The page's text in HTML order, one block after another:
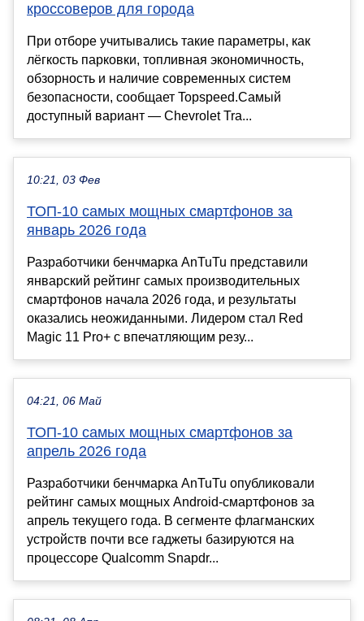
кроссоверов для города
При отборе учитывались такие параметры, как
лёгкость парковки, топливная экономичность,
обзорность и наличие современных систем
безопасности, сообщает Topspeed.Самый
доступный вариант — Chevrolet Tra...
10:21, 03 Фев
ТОП-10 самых мощных смартфонов за
январь 2026 года
Разработчики бенчмарка AnTuTu представили
январский рейтинг самых производительных
смартфонов начала 2026 года, и результаты
оказались неожиданными. Лидером стал Red
Magic 11 Pro+ с впечатляющим резу...
04:21, 06 Май
ТОП-10 самых мощных смартфонов за
апрель 2026 года
Разработчики бенчмарка AnTuTu опубликовали
рейтинг самых мощных Android-смартфонов за
апрель текущего года. В сегменте флагманских
устройств почти все гаджеты базируются на
процессоре Qualcomm Snapdr...